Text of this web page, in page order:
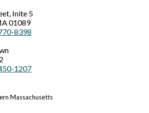
Inite 5
01089
8398
1207
Massachusetts